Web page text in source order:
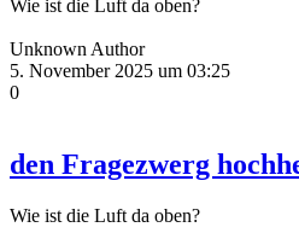
Wie ist die Luft da oben?
Unknown Author
5. November 2025 um 03:25
0
den Fragezwerg
Wie ist die Luft da oben?